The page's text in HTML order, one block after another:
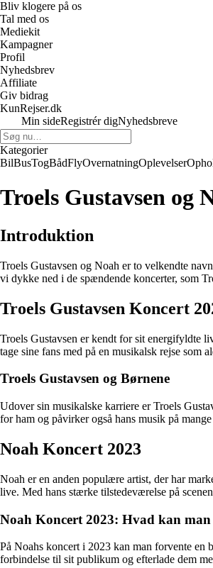
Bliv klogere på os
Tal med os
Mediekit
Kampagner
Profil
Nyhedsbrev
Affiliate
Giv bidrag
KunRejser.dk
Min sideRegistrér digNyhedsbreve
Kategorier
BilBusTogBådFlyOvernatningOplevelser
Troels Gustavsen og
Introduktion
Troels Gustavsen og Noah er to velkendte
vi dykke ned i de spændende koncerter, som
Troels Gustavsen Koncert
Troels Gustavsen er kendt for sit energifyldte
tage sine fans med på en musikalsk rejse
Troels Gustavsen og Børnene
Udover sin musikalske karriere er Troels
for ham og påvirker også hans musik på mange
Noah Koncert 2023
Noah er en anden populære artist, der har
live. Med hans stærke tilstedeværelse på
Noah Koncert 2023: Hvad kan man
På Noahs koncert i 2023 kan man forvente en
forbindelse til sit publikum og efterlade dem